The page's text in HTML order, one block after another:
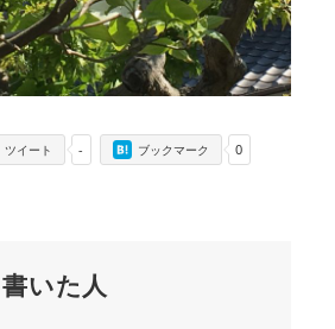
-
ツイート 0
ブックマーク
いた人